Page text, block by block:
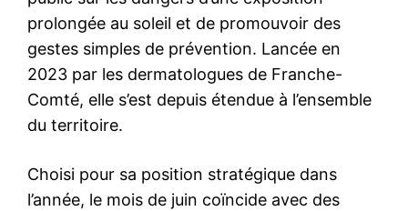
prolongée au soleil et de promouvoir des
gestes simples de prévention. Lancée en
2023 par les dermatologues de Franche-
Comté, elle s’est depuis étendue à l’ensemble
du territoire.
Choisi pour sa position stratégique dans
l’année, le mois de juin coïncide avec des